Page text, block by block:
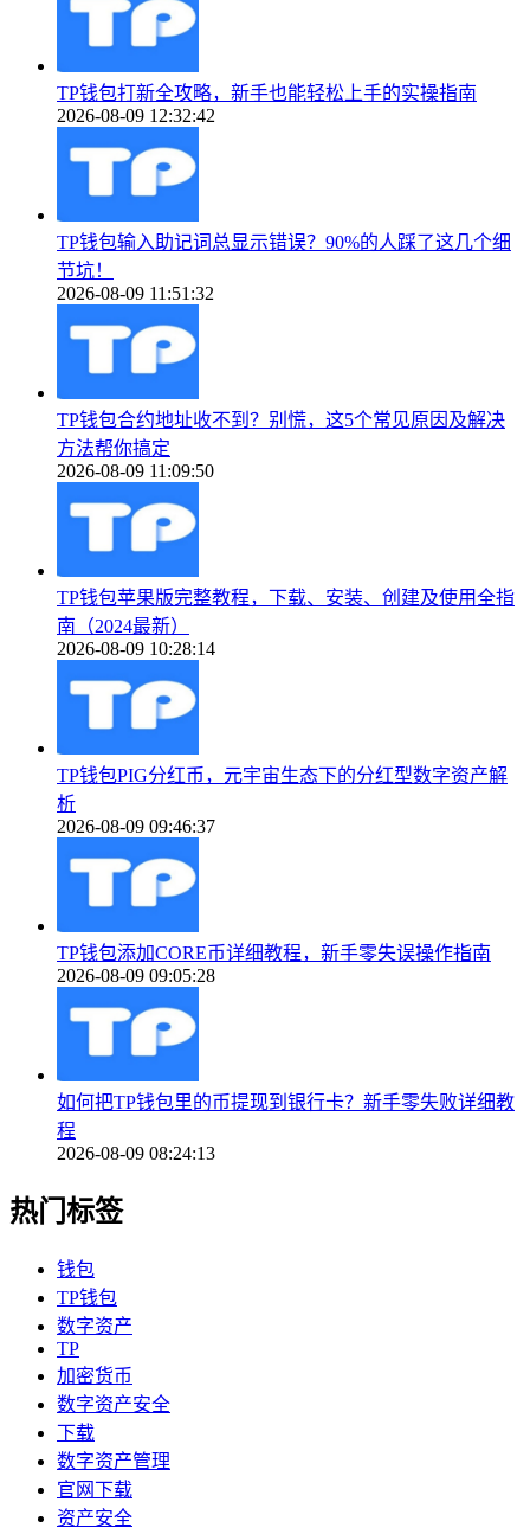
TP钱包打新全攻略，新手也能轻松上手的实操指南
2026-08-09 12:32:42
TP钱包输入助记词总显示错误？90%的人踩了这几个细
节坑！
2026-08-09 11:51:32
TP钱包合约地址收不到？别慌，这5个常见原因及解决
方法帮你搞定
2026-08-09 11:09:50
TP钱包苹果版完整教程，下载、安装、创建及使用全指
南（2024最新）
2026-08-09 10:28:14
TP钱包PIG分红币，元宇宙生态下的分红型数字资产解
析
2026-08-09 09:46:37
TP钱包添加CORE币详细教程，新手零失误操作指南
2026-08-09 09:05:28
如何把TP钱包里的币提现到银行卡？新手零失败详细教
程
2026-08-09 08:24:13
热门标签
钱包
TP钱包
数字资产
TP
加密货币
数字资产安全
下载
数字资产管理
官网下载
资产安全